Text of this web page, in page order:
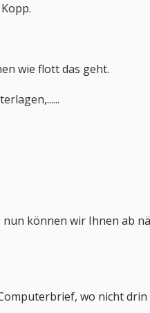
wie flott das geht.
können wir Ihnen ab
wo nicht